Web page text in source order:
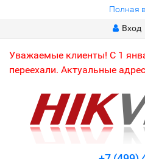
Полная
Вход
Уважаемые клиенты! С 1
переехали. Актуальные